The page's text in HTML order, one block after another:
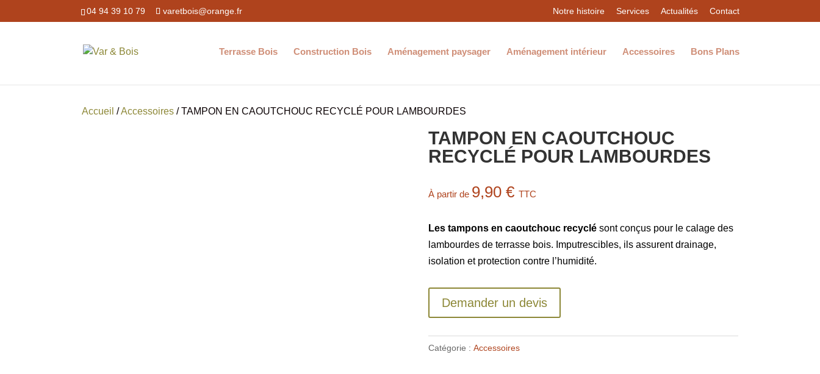
04 94 39 10 79 varetbois@orange.fr Notre histoire Services Actualités Contact
Terrasse Bois Construction Bois Aménagement paysager Aménagement intérieur Accessoires Bons Plans
Accueil /Accessoires / TAMPON EN CAOUTCHOUC RECYCLÉ POUR LAMBOURDES
TAMPON EN CAOUTCHOUC
RECYCLÉ POUR LAMBOURDES
À partir de 9,90 € TTC
Les tampons en caoutchouc recyclésont conçus pour le calage des
lambourdes de terrasse bois. Imputrescibles, ils assurent drainage,
isolation et protection contre l’humidité.
Demander un devis
Catégorie : Accessoires